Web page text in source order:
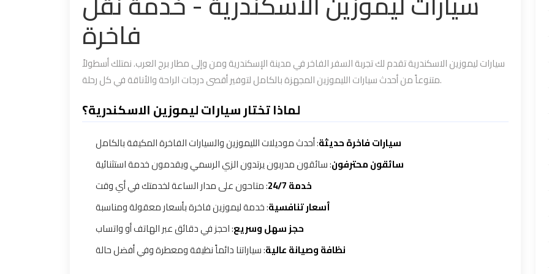
فاخرة
سيارات ليموزين الاسكندرية تقدم لك تجربة السفر الفاخر في مدينة الإسكندرية ومن وإلى مطار برج العرب. نمتلك أسطولاً
متنوعاً من أحدث سيارات الليموزين المجهزة بالكامل لتوفير أقصى درجات الراحة والأناقة في كل رحلة.
لماذا تختار سيارات ليموزين الاسكندرية؟
سيارات فاخرة حديثة: أحدث موديلات الليموزين والسيارات الفاخرة المكيفة بالكامل
سائقون محترفون: سائقون مدربون يرتدون الزي الرسمي ويقدمون خدمة استثنائية
خدمة 24/7
: متاحون على مدار الساعة لخدمتك في أي وقت
أسعار تنافسية: خدمة ليموزين فاخرة بأسعار معقولة ومناسبة
حجز سهل وسريع: احجز في دقائق عبر الهاتف أو واتساب
نظافة وصيانة عالية: سياراتنا دائماً نظيفة ومعطرة وفي أفضل حالة